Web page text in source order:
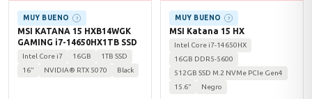
ACER
MUY BUENO ?
MSI KATANA 15 HXB14WGK
GAMING i7-14650HX1TB SSD
Intel Core i7 16GB
1TB SSD
16"
NVIDIA® RTX 5070 Black
MUY BUENO ?
MSI Katana 15 HX
Intel Core i7-14650HX
16GB DDR5-5600
512GB SSD M.2 NVMe PCIe Gen4
15.6"
Negro